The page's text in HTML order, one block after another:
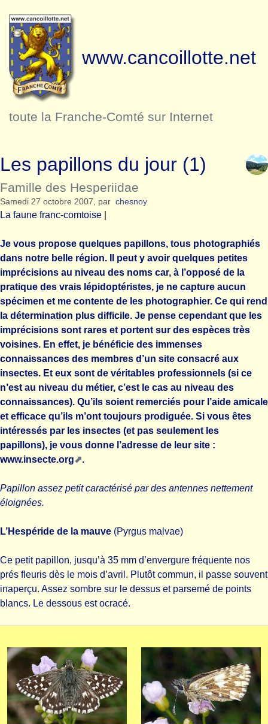
www.cancoillotte.net
toute la Franche-Comté sur Internet
Les papillons du jour (1)
Famille des Hesperiidae
Samedi 27 octobre 2007, par chesnoy
La faune franc-comtoise
Je vous propose quelques papillons, tous photographiés
dans notre belle région. Il peut y avoir quelques petites
imprécisions au niveau des noms car, à l’opposé de la
pratique des vrais lépidoptéristes, je ne capture aucun
spécimen et me contente de les photographier. Ce qui rend
la détermination plus difficile. Je pense cependant que les
imprécisions sont rares et portent sur des espèces très
voisines. En effet, je bénéficie des immenses
connaissances des membres d’un site consacré aux
insectes. Et eux sont de véritables professionnels (si ce
n’est au niveau du métier, c’est le cas au niveau des
connaissances). Qu’ils soient remerciés pour l’aide amicale
et efficace qu’ils m’ont toujours prodiguée. Si vous êtes
intéressés par les insectes (et pas seulement les
papillons), je vous donne l’adresse de leur site :
www.insecte.org
.
Papillon assez petit caractérisé par des antennes nettement
éloignées.
L’Hespéride de la mauve (Pyrgus malvae)
Ce petit papillon, jusqu’à 35 mm d’envergure fréquente nos
prés fleuris dès le mois d’avril. Plutôt commun, il passe souvent
inaperçu. Assez sombre sur le dessus et parsemé de points
blancs. Le dessous est ocracé.